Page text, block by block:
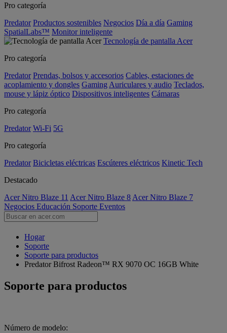
Pro categoría
Predator Productos sostenibles Negocios Día a día Gaming
SpatialLabs™ Monitor inteligente
Tecnología de pantalla Acer
Pro categoría
Predator Prendas, bolsos y accesorios Cables, estaciones de
acoplamiento y dongles Gaming Auriculares y audio Teclados,
mouse y lápiz óptico Dispositivos inteligentes Cámaras
Pro categoría
Predator Wi-Fi 5G
Pro categoría
Predator Bicicletas eléctricas Escúteres eléctricos Kinetic Tech
Destacado
Acer Nitro Blaze 11 Acer Nitro Blaze 8 Acer Nitro Blaze 7
Negocios Educación Soporte Eventos
Hogar
Soporte
Soporte para productos
Predator Bifrost Radeon™ RX 9070 OC 16GB White
Soporte para productos
Número de modelo: